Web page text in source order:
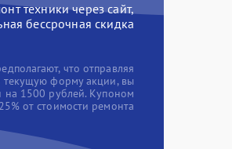
техники через сайт,
бессрочная скидка
что отправляя
текущую форму акции, вы
на 1500 рублей. Купоном
от стоимости ремонта